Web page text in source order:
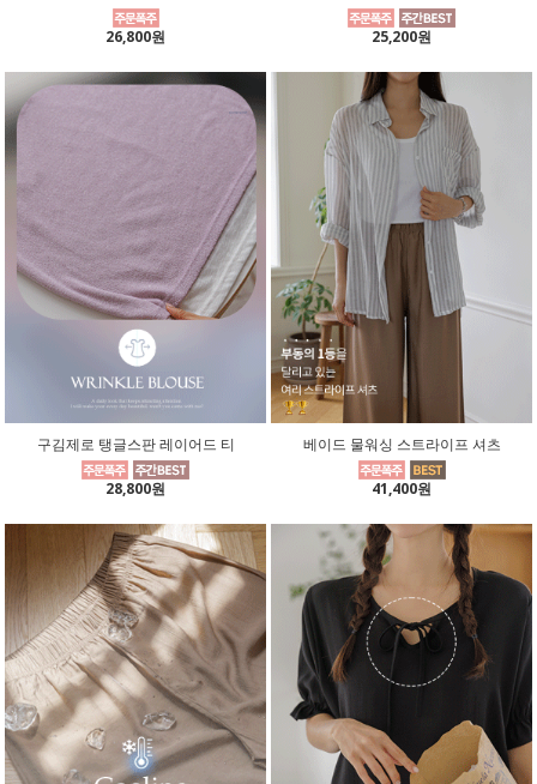
26,800원 25,200원
구김제로 탱글스판 레이어드 티
28,800원
베이드 물워싱 스트라이프 셔츠
41,400원